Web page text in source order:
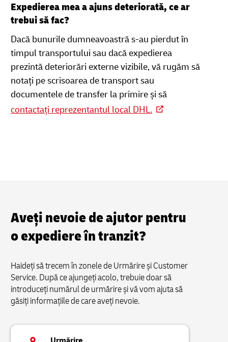
Expedierea mea a ajuns deteriorată, ce ar
trebui să fac?
Dacă bunurile dumneavoastră s-au pierdut în
timpul transportului sau dacă expedierea
prezintă deteriorări externe vizibile, vă rugăm să
notați pe scrisoarea de transport sau
documentele de transfer la primire și să
contactați reprezentantul local DHL.
Aveți nevoie de ajutor pentru
o expediere în tranzit?
Haideți să trecem în zonele de Urmărire și Customer
Service. După ce ajungeți acolo, trebuie doar să
introduceți numărul de urmărire și vă vom ajuta să
găsiți informațiile de care aveți nevoie.